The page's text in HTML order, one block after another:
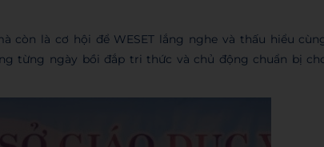
còn là cơ hội để WESET lắng nghe và thấu hiểu
từng ngày bồi đắp tri thức và chủ động chuẩn bị